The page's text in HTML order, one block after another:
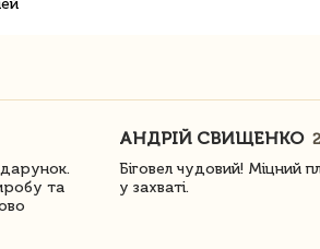
та
АНДРІЙ СВИЩЕНКО
Біговел чудовий! Міцний
у захваті.